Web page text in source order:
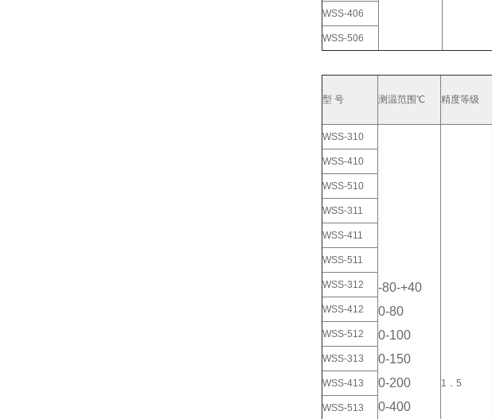
WSS-406
WSS-506
型 号 测温范围℃ 精度等级
WSS-310
-80-+40
0-80
0-100
0-150
0-200
0-400
1．5
WSS-410
WSS-510
WSS-311
WSS-411
WSS-511
WSS-312
WSS-412
WSS-512
WSS-313
WSS-413
WSS-513